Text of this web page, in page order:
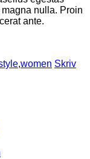
nulla. Proin
ante.
,women Skriv